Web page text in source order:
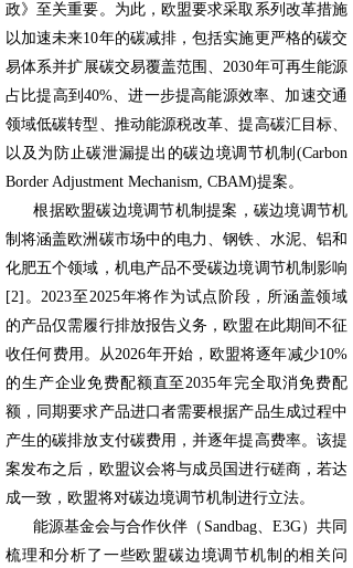
政》至关重要。为此，欧盟要求采取系列改革措施
以加速未来10年的碳减排，包括实施更严格的碳交
易体系并扩展碳交易覆盖范围、2030年可再生能源
占比提高到40%、进一步提高能源效率、加速交通
领域低碳转型、推动能源税改革、提高碳汇目标、
以及为防止碳泄漏提出的碳边境调节机制(Carbon
Border Adjustment Mechanism, CBAM)提案。
根据欧盟碳边境调节机制提案，碳边境调节机
制将涵盖欧洲碳市场中的电力、钢铁、水泥、铝和
化肥五个领域，机电产品不受碳边境调节机制影响
[2]。2023至2025年将作为试点阶段，所涵盖领域
的产品仅需履行排放报告义务，欧盟在此期间不征
收任何费用。从2026年开始，欧盟将逐年减少10%
的生产企业免费配额直至2035年完全取消免费配
额，同期要求产品进口者需要根据产品生成过程中
产生的碳排放支付碳费用，并逐年提高费率。该提
案发布之后，欧盟议会将与成员国进行磋商，若达
成一致，欧盟将对碳边境调节机制进行立法。
能源基金会与合作伙伴（Sandbag、E3G）共同
梳理和分析了一些欧盟碳边境调节机制的相关问